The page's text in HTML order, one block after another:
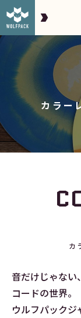
カラー
カ
音だけじゃない
コードの世界。
ウルフパック